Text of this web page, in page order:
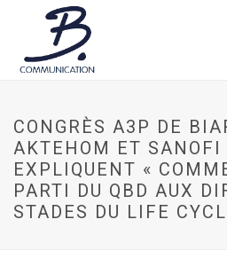
CONGRÈS A3P DE
AKTEHOM ET SANOFI
EXPLIQUENT «
PARTI DU QBD AUX
STADES DU LIFE